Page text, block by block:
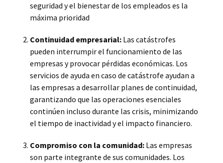
seguridad y el bienestar de los empleados es la
máxima prioridad
Continuidad empresarial:Las catástrofes
pueden interrumpir el funcionamiento de las
empresas y provocar pérdidas económicas. Los
servicios de ayuda en caso de catástrofe ayudan a
las empresas a desarrollar planes de continuidad,
garantizando que las operaciones esenciales
continúen incluso durante las crisis, minimizando
el tiempo de inactividad y el impacto financiero.
Compromiso con la comunidad:Las empresas
son parte integrante de sus comunidades. Los